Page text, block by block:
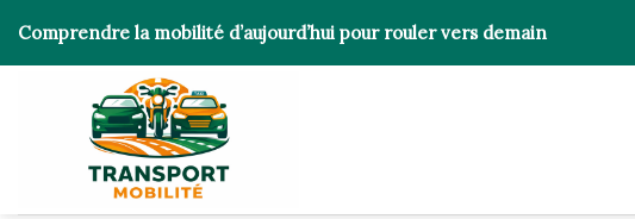
Comprendre la mobilité d’aujourd’hui pour rouler vers demain